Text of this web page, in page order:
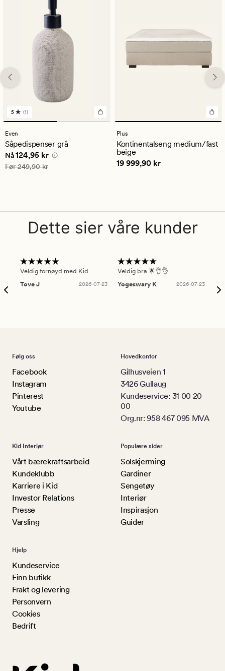
1
anmeldelser
med
en
gjennomsnittlig
vurdering
på
5
5 (1)
Even
Såpedispenser grå
Nåværende pris
Nå124,95 kr
Vanlig pris 249,90 kr
Før249,90 kr
Plus
Kontinentalseng medium/fast
beige
Pris 19 999,90 kr
19 999,90 kr
Dette sier våre kunder
Veldig fornøyd med Kid
Tove J
2026-07-23
Veldig bra 🌟👌👌
Yogeswary K
2026-07-23
Følg oss
Facebook
Instagram
Pinterest
Youtube
Hovedkontor
Gilhusveien 1
3426 Gullaug
Kundeservice: 31 00 20
00
Org.nr: 958 467 095 MVA
Kid Interiør
Vårt bærekraftsarbeid
Kundeklubb
Karriere i Kid
Investor Relations
Presse
Varsling
Populære sider
Solskjerming
Gardiner
Sengetøy
Interiør
Inspirasjon
Guider
Hjelp
Kundeservice
Finn butikk
Frakt og levering
Personvern
Cookies
Bedrift